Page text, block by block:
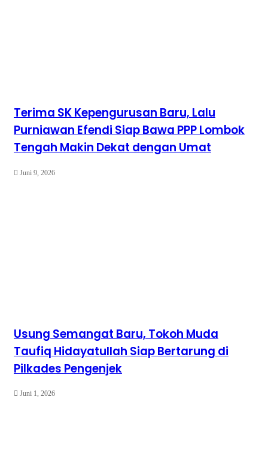
Terima SK Kepengurusan Baru, Lalu
Purniawan Efendi Siap Bawa PPP Lombok
Tengah Makin Dekat dengan Umat
Juni 9, 2026
Usung Semangat Baru, Tokoh Muda
Taufiq Hidayatullah Siap Bertarung di
Pilkades Pengenjek
Juni 1, 2026